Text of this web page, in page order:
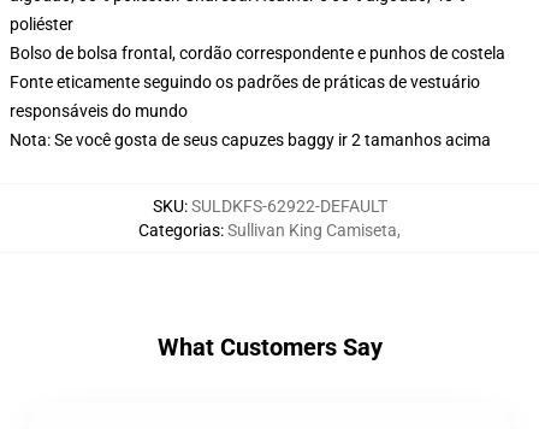
poliéster
Bolso de bolsa frontal, cordão correspondente e punhos de costela
Fonte eticamente seguindo os padrões de práticas de vestuário
responsáveis do mundo
Nota: Se você gosta de seus capuzes baggy ir 2 tamanhos acima
SKU:SULDKFS-62922-DEFAULT
Categorias:Sullivan King Camiseta,
What Customers Say